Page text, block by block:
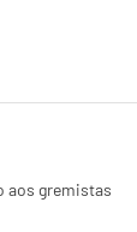
aos gremistas